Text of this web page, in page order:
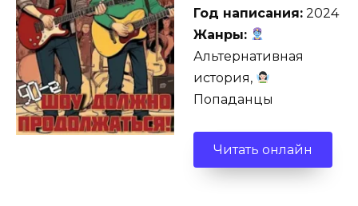
Год написания: 2024
Жанры:
Альтернативная
история,
Попаданцы
Читать онлайн